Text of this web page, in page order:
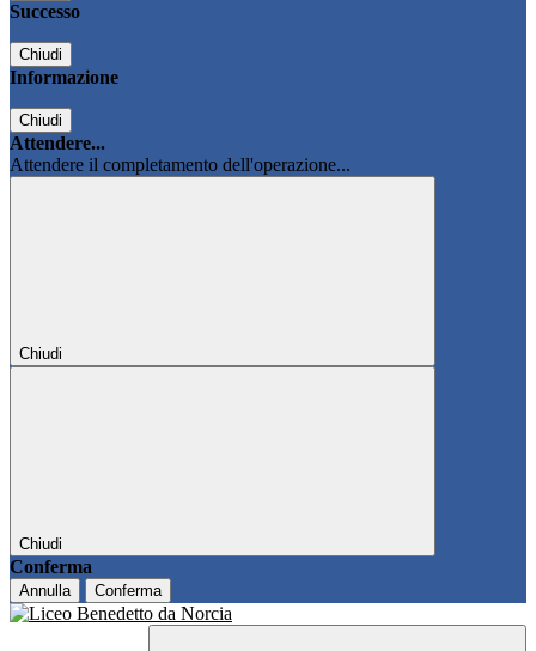
Successo
Chiudi
Informazione
Chiudi
Attendere...
Attendere il completamento dell'operazione...
Chiudi
Chiudi
Conferma
Annulla Conferma